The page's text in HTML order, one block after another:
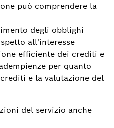
può comprendere la
degli obblighi
all'interesse
efficiente dei crediti e
per quanto
e la valutazione del
del servizio anche